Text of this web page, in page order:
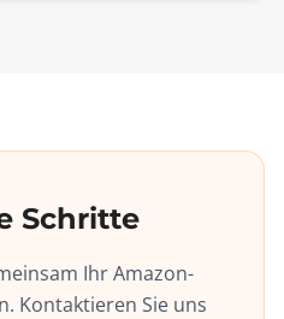
Schritte
Ihr Amazon-
Kontaktieren Sie uns